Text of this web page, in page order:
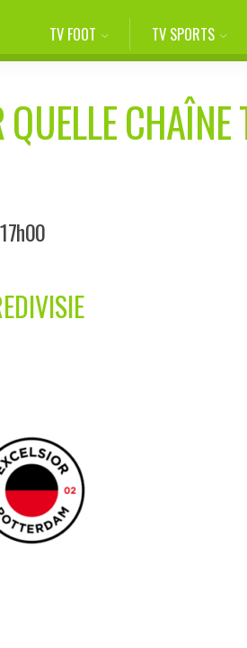
TV FOOT TV SPORTS
CHAÎNE